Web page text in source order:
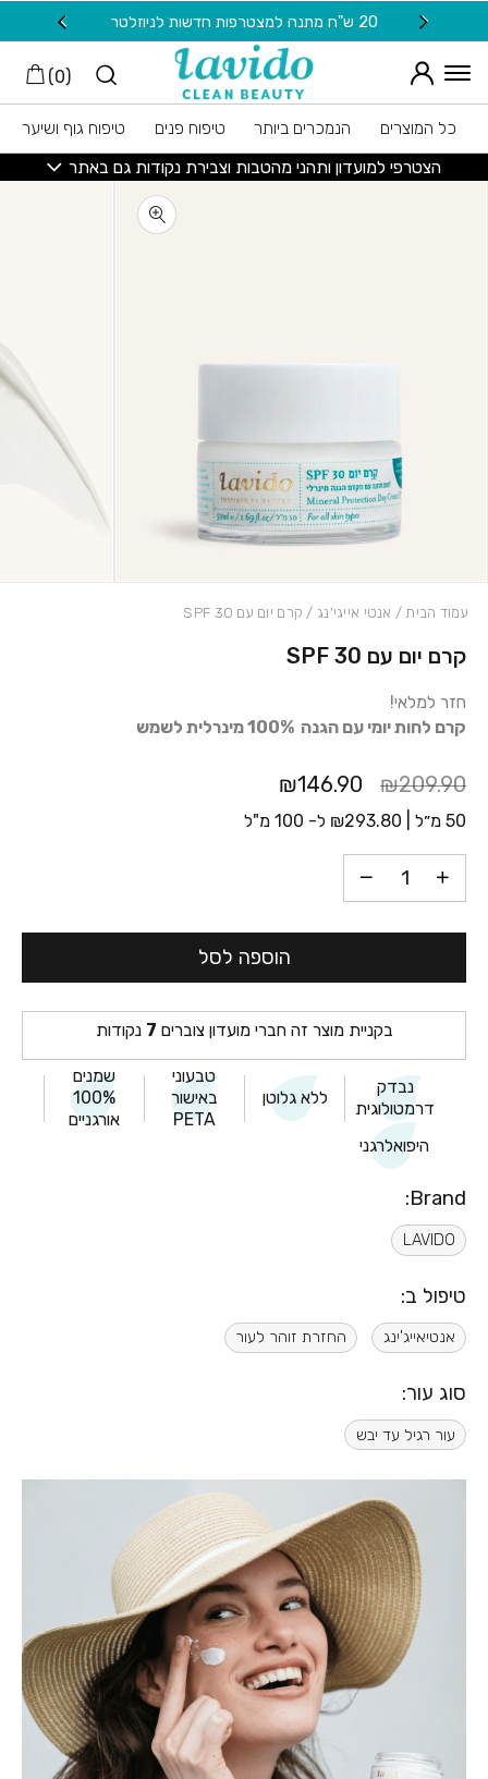
Skip to Content
20 ש"ח מתנה למצטרפות חדשות לניוזלטר
(
0
)
כל המוצרים הנמכרים ביותר טיפוח פנים
טיפוח גוף ושיער
הצטרפי למועדון ותהני מהטבות וצבירת נקודות גם באתר
קרם יום עם 30 SPF
חזר למלאי!
קרם לחות יומי עם הגנה 100% מינרלית לשמש
₪209.90
₪146.90
50 מ״ל | ₪293.80 ל- 100 מ"ל
כמות קרם יום עם 30 SPF
הוספה לסל
בקניית מוצר זה חברי מועדון צוברים 7 נקודות
נבדק
דרמטולוגית
ללא גלוטן
טבעוני
באישור
PETA
שמנים
100%
אורגניים
היפואלרגני
Brand:
LAVIDO
טיפול ב:
אנטיאייג'ינג החזרת זוהר לעור
סוג עור:
עור רגיל עד יבש
עמוד הבית / אנטי אייגי'נג / קרם יום עם 30 SPF
בחזרה למעלה